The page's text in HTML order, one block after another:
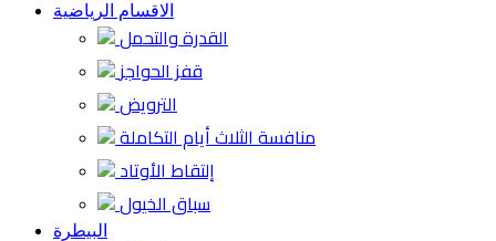
الاقسام الرياضية
القدرة والتحمل
قفز الحواجز
الترويض
منافسة الثلاث أيام التكاملة
إلتقاط الأوتاد
سباق الخيول
البيطرة